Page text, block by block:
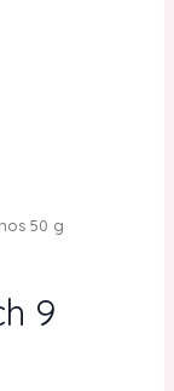
50 g
9